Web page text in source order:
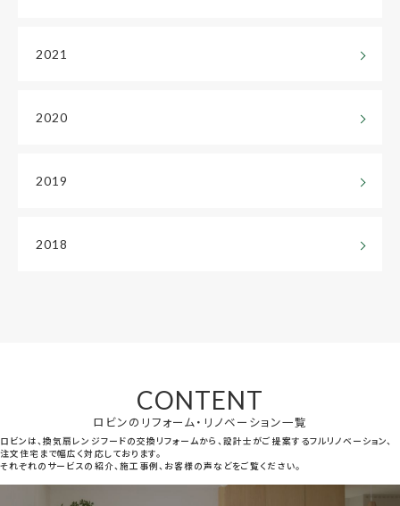
2021
2020
2019
2018
CONTENT
ロビンのリフォーム・リノベーション一覧
ロビンは、換気扇レンジフードの交換リフォームから、設計士がご提案するフルリノベーション、
注文住宅まで幅広く対応しております。
それぞれのサービスの紹介、施工事例、お客様の声などをご覧ください。